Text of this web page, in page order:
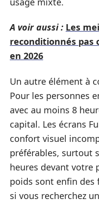
A voir aussi : Les
reconditionnés pas
en 2026
Un autre élément à
Pour les personnes
avec au moins 8
capital. Les écrans
confort visuel
préférables, surtout
heures devant votre
poids sont enfin des
si vous recherchez